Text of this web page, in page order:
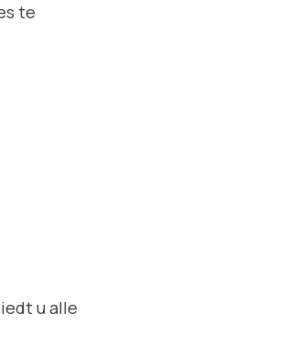
te
u alle